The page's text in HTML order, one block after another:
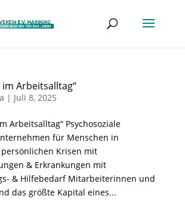
im Arbeitsalltag“
| Juli 8, 2025
Arbeitsalltag“ Psychosoziale
für Menschen in
Krisen mit
& Erkrankungen mit
& Hilfebedarf Mitarbeiterinnen und
das größte Kapital eines...